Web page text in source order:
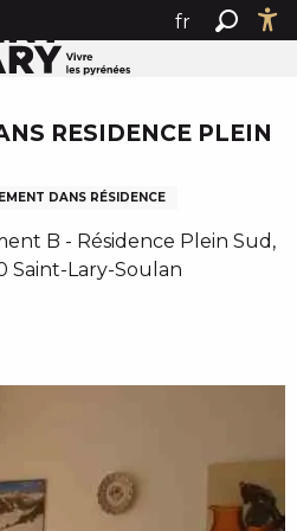
ÉTÉ : PASSER EN MODE
ACTUELLE ÉTÉ :
fr
DANS RESIDENCE PLEIN SUD
RESIDENCE PLEIN
DANS RÉSIDENCE
B - Résidence Plein Sud,
Saint-Lary-Soulan